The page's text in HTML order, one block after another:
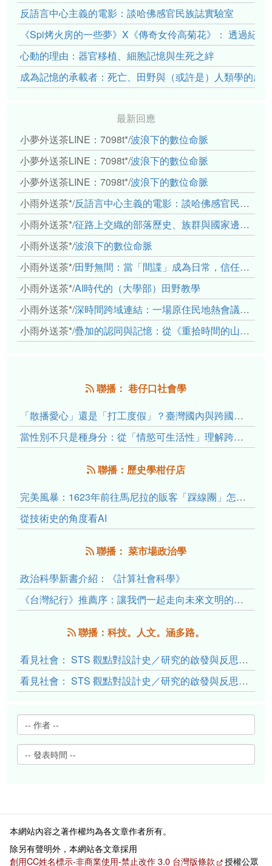
反語言中心主義的電影：談哈佛感官民族誌實驗室
《Spi烤火房的一些夢》X《傳奇女伶高菊花》： 透過紀
心動的理由：器官移植、細胞記憶與生死之絆
成為記憶的承載者：死亡、田野與（或許是）人類學的成
最新回應
小夢外送茶LINE：7098t*/波浪下的數位命脈
小夢外送茶LINE：7098t*/波浪下的數位命脈
小夢外送茶LINE：7098t*/波浪下的數位命脈
小雨外送茶*/反語言中心主義的電影：談哈佛感官民族誌實驗室
小雨外送茶*/征路上交織的部落歷史、族群與國家邊界敘事： 《路有多長》、《高砂的翅膀》、《檔案／李光輝》
小雨外送茶*/波浪下的數位命脈
小雨外送茶*/田野無間：當「間諜」成為日常，信任角力下的情感伏流
小雨外送茶*/AI時代的（大學部）田野教學
小雨外送茶*/深時間跨域連結：一場原住民地熱會議的初步觀察
小雨外送茶*/疊加的認同與記憶：從《重拾時間的山語》探討「我們的」立場性(positionality)
聯播： 巷仔口社會學
「散播愛心」還是「打工度假」？臺灣國內與跨國捐卵的利他修辭、金錢動機與身體代價
當性別不只是種身分：從「情慾可生活性」理解跨性別者的身體、慾望與認同探索
聯播：歷史學柑仔店
完美風暴：1623年前往馬尼拉的販客「踩線團」怎麼會困死於澎湖?
從技術史的角度看AI
聯播： 菜市場政治學
政治科學新書介紹：《計算社會科學》
《台灣紀行》推薦序：讓我們一起走向未來文明的備忘錄
聯播：科技。人文。涵多路。
看見社會： STS 觀點對設計史／研究的啟發與反思（下）
看見社會： STS 觀點對設計史／研究的啟發與反思（上）
本網站內容之著作權均為各文章作者所有。
除另有聲明外，本網站各文章採用
創用CC姓名標示-非商業使用-禁止改作 3.0 台灣版條款
授權公眾